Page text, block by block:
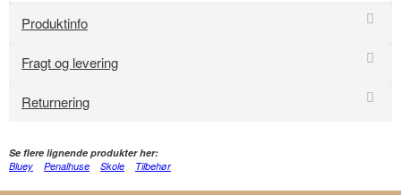
Produktinfo
Fragt og levering
Returnering
Se flere lignende produkter her:
Bluey
Penalhuse Skole Tilbehør